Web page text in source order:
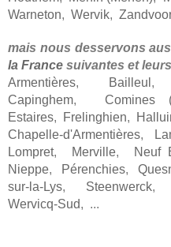
Warneton, Wervik,
mais nous desservons
la France suivantes et
Armentières, Bailleul
Capinghem, Comines
Estaires, Frelinghien,
Chapelle-d'Armentières,
Lompret, Merville, Neuf
Nieppe, Pérenchies,
sur-la-Lys, Steenwerck
Wervicq-Sud, ...